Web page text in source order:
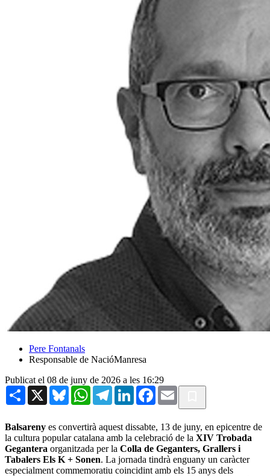
Pere Fontanals
Responsable de NacióManresa
Publicat el 08 de juny de 2026 a les 16:29
Share X BlueskyWhatsAppTelegramLinkedInFacebook
Email
Balsareny es convertirà aquest dissabte, 13 de juny, en epicentre de
la cultura popular catalana amb la celebració de la XIV Trobada
Gegantera organitzada per la Colla de Geganters, Grallers i
Tabalers Els K + Sonen. La jornada tindrà enguany un caràcter
especialment commemoratiu coincidint amb els 15 anys dels